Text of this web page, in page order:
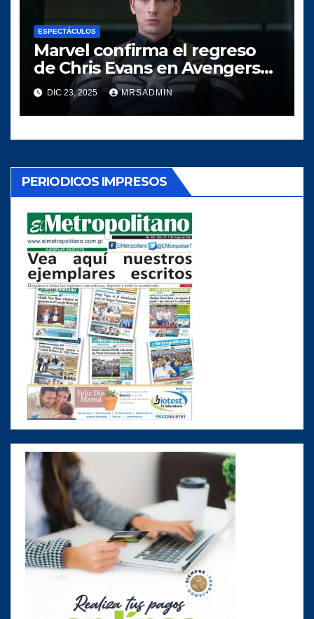
ESPECTÁCULOS
Marvel confirma el regreso
de Chris Evans en Avengers
Doomsday
DIC 23, 2025 MRSADMIN
PERIODICOS IMPRESOS